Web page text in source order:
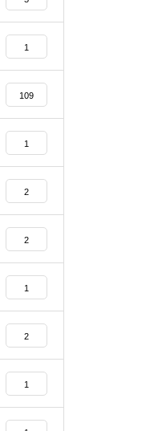
1
109
1
2
2
1
2
1